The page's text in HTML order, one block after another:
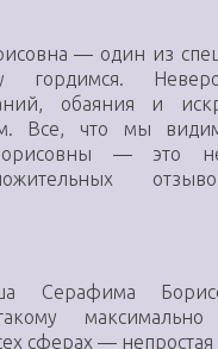
— один из
гордимся.
обаяния и
Все, что мы
— это
Серафима
максимально
сферах — непростая